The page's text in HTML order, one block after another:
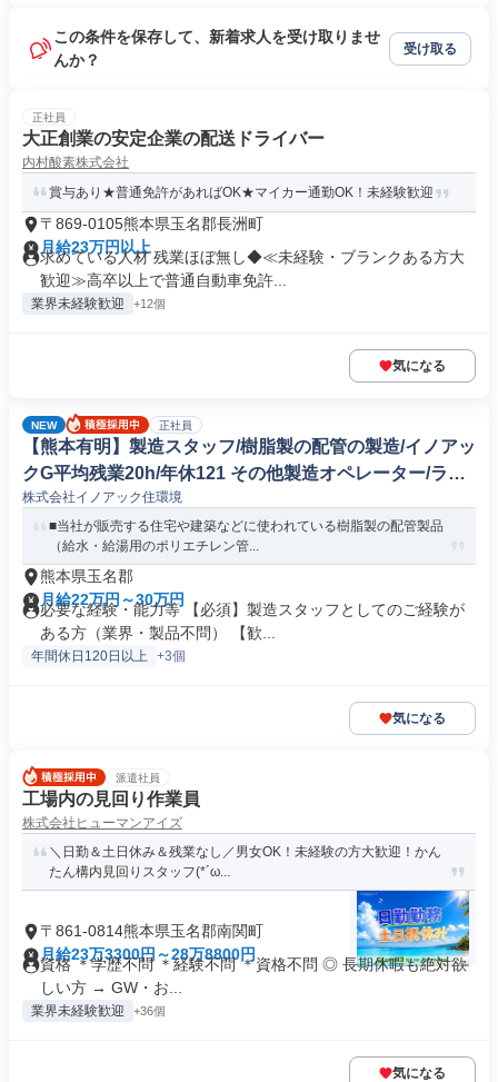
この条件を保存して、新着求人を受け取りませ
んか？
受け取る
正社員
大正創業の安定企業の配送ドライバー
内村酸素株式会社
賞与あり★普通免許があればOK★マイカー通勤OK！未経験歓迎
〒869-0105熊本県玉名郡長洲町
月給23万円以上
求めている人材 残業ほぼ無し◆≪未経験・ブランクある方大
歓迎≫高卒以上で普通自動車免許...
業界未経験歓迎 +12個
気になる
NEW 正社員
【熊本有明】製造スタッフ/樹脂製の配管の製造/イノアッ
クG平均残業20h/年休121 その他製造オペレーター/ライ
ンマネージャー(機械/電気/電子製品専門職)
株式会社イノアック住環境
■当社が販売する住宅や建築などに使われている樹脂製の配管製品
（給水・給湯用のポリエチレン管...
熊本県玉名郡
月給22万円～30万円
必要な経験・能力等 【必須】製造スタッフとしてのご経験が
ある方（業界・製品不問） 【歓...
年間休日120日以上 +3個
気になる
派遣社員
工場内の見回り作業員
株式会社ヒューマンアイズ
＼日勤＆土日休み＆残業なし／男女OK！未経験の方大歓迎！かん
たん構内見回りスタッフ(*´ω...
〒861-0814熊本県玉名郡南関町
月給23万3300円～28万8800円
資格 ＊学歴不問 ＊経験不問 ＊資格不問 ◎ 長期休暇も絶対欲
しい方 → GW・お...
業界未経験歓迎 +36個
気になる